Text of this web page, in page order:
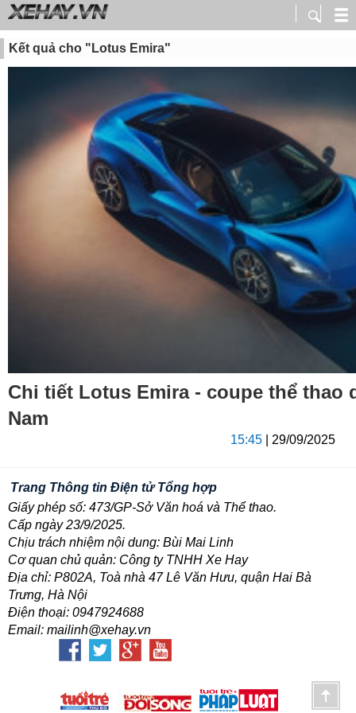
Kết quả cho "Lotus Emira"
Chi tiết Lotus Emira - coupe thể thao
Nam
15:45 | 29/09/2025
Trang Thông tin Điện tử Tổng hợp
Giấy phép số: 473/GP-Sở Văn hoá và Thể thao.
Cấp ngày 23/9/2025.
Chịu trách nhiệm nội dung: Bùi Mai Linh
Cơ quan chủ quản: Công ty TNHH Xe Hay
Địa chỉ: P802A, Toà nhà 47 Lê Văn Hưu, quận Hai Bà
Trưng, Hà Nội
Điện thoại: 0947924688
Email: mailinh@xehay.vn